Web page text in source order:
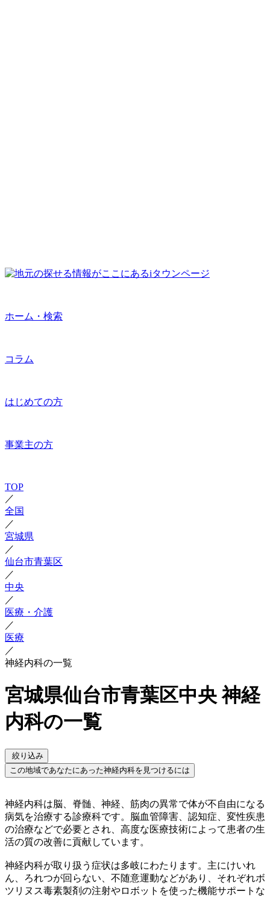
ホーム・検索
コラム
はじめての方
事業主の方
TOP
／
全国
／
宮城県
／
仙台市青葉区
／
中央
／
医療・介護
／
医療
／
神経内科の一覧
宮城県仙台市青葉区中央 神経
内科の一覧
絞り込み
この地域であなたにあった神経内科を見つけるには
神経内科は脳、脊髄、神経、筋肉の異常で体が不自由になる
病気を治療する診療科です。脳血管障害、認知症、変性疾患
の治療などで必要とされ、高度な医療技術によって患者の生
活の質の改善に貢献しています。
神経内科が取り扱う症状は多岐にわたります。主にけいれ
ん、ろれつが回らない、不随意運動などがあり、それぞれボ
ツリヌス毒素製剤の注射やロボットを使った機能サポートな